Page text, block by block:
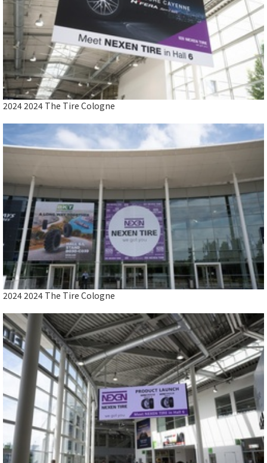
2024 2024 The Tire Cologne
2024 2024 The Tire Cologne
2024 2024 The Tire Cologne
Close
2024 2024 The Tire Cologne
Close